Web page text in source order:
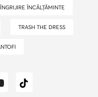
ÎNGRIJIRE ÎNCĂLȚĂMINTE
TRASH THE DRESS